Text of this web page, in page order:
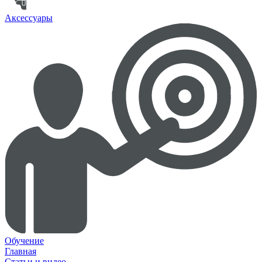
Аксессуары
Обучение
Главная